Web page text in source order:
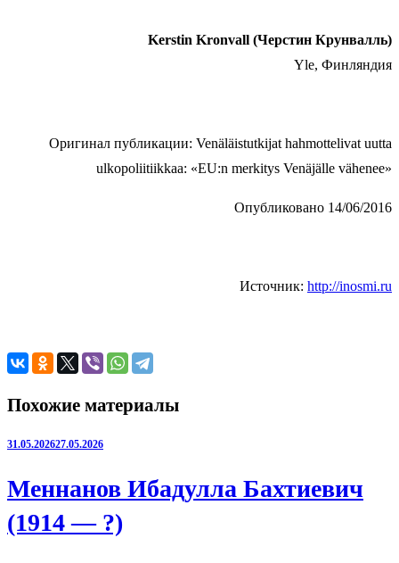
Kerstin Kronvall (Черстин Крунвалль)
Yle, Финляндия
Оригинал публикации: Venäläistutkijat hahmottelivat uutta
ulkopoliitiikkaa: «EU:n merkitys Venäjälle vähenee»
Опубликовано 14/06/2016
Источник: http://inosmi.ru
Похожие материалы
31.05.202627.05.2026
Меннанов Ибадулла Бахтиевич
(1914 — ?)